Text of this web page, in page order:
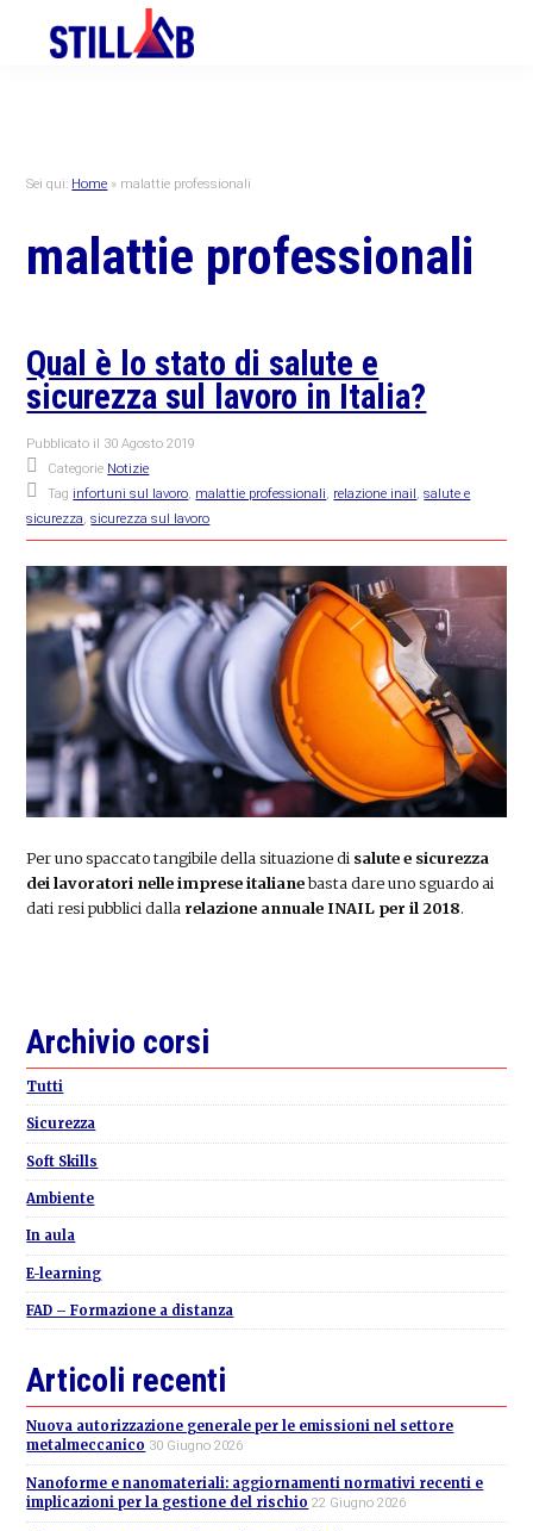
primary
primary
Sei qui: Home » malattie professionali
malattie professionali
Qual è lo stato di salute e
sicurezza sul lavoro in Italia?
Pubblicato il 30 Agosto 2019
Categorie Notizie
Tag infortuni sul lavoro malattie professionali relazione inail ,salute e
sicurezza ,sicurezza sul lavoro
Per uno spaccato tangibile della situazione di salute e sicurezza
dei lavoratori nelle imprese italianebasta dare uno sguardo ai
dati resi pubblici dalla relazione annuale INAIL per il 2018.
Primary
Sidebar
Archivio corsi
Tutti
Sicurezza
Soft Skills
Ambiente
In aula
E-learning
FAD – Formazione a distanza
Articoli recenti
Nuova autorizzazione generale per le emissioni nel settore
metalmeccanico 30 Giugno 2026
Nanoforme e nanomateriali: aggiornamenti normativi recenti e
implicazioni per la gestione del rischio 22 Giugno 2026